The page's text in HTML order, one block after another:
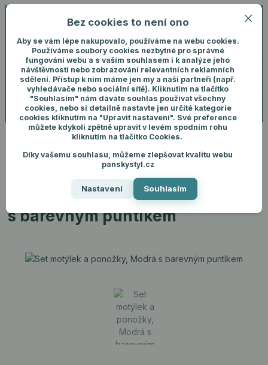
Menu
+420 731 292 460
Přihlášení
Hledat
ks
Úvod Pánské oblečení Ponožky
Set motýlek a ponožky, Modrá s
Set motýlek a ponožky, Modrá
s barevným puntíkem
Bez cookies to není ono
Aby se vám lépe nakupovalo, používáme na webu cookies.
Používáme soubory cookies nezbytné pro správné
fungování webu a s vaším souhlasem i k analýze jeho
návštěvnosti nebo zobrazování relevantních reklamních
sdělení. Přístup k nim máme jen my a naši partneři (např.
vyhledávače nebo sociální sítě). Kliknutím na tlačítko
"Souhlasím" nám dáváte souhlas používat všechny
cookies, nebo si detailně nastavte jen určité kategorie
cookies kliknutím na "Upravit nastavení". Své preference
můžete kdykoli zpětně upravit v levém spodním rohu
kliknutím na tlačítko Cookies.
Díky vašemu souhlasu, můžeme zlepšovat kvalitu webu
panskystyl.cz
Nastavení Souhlasím